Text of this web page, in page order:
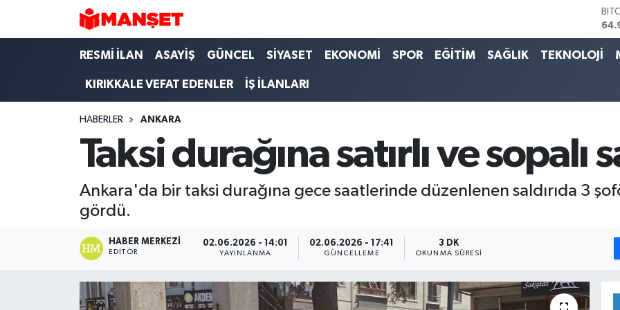
RESMİ İLAN ASAYİŞ GÜNCEL SİYASET EKONOMİ SPOR EĞİTİM SAĞLIK TEKNOLOJİ
KIRIKKALE VEFAT EDENLER İŞ İLANLARI
HABERLER ANKARA
Taksi durağına satırlı ve sopalı
Ankara'da bir taksi durağına gece saatlerinde düzenlenen saldırıda 3
gördü.
HABER MERKEZI
EDITÖR
02.06.2026 - 14:01
YAYINLANMA
02.06.2026 - 17:41
GÜNCELLEME
3 DK
OKUNMA SÜRESI
Hava Durumu
Trafik Durumu
Süper Lig Puan Durumu ve Fikstür
Tüm Manşetler
Son Dakika Haberleri